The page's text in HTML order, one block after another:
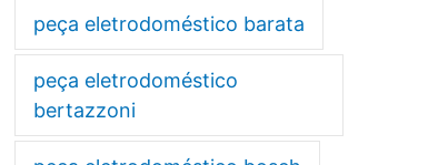
peça eletrodoméstico barata
peça eletrodoméstico
bertazzoni